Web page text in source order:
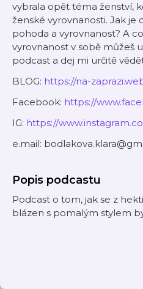
vybrala opět téma ženství,
ženské vyrovnanosti. Jak je
pohoda a vyrovnanost? A
vyrovnanost v sobě můžeš
podcast a dej mi určitě
BLOG: https://na-
Facebook: https://
IG: https://
e.mail:
Popis podcastu
Podcast o tom, jak se z
blázen s pomalým stylem